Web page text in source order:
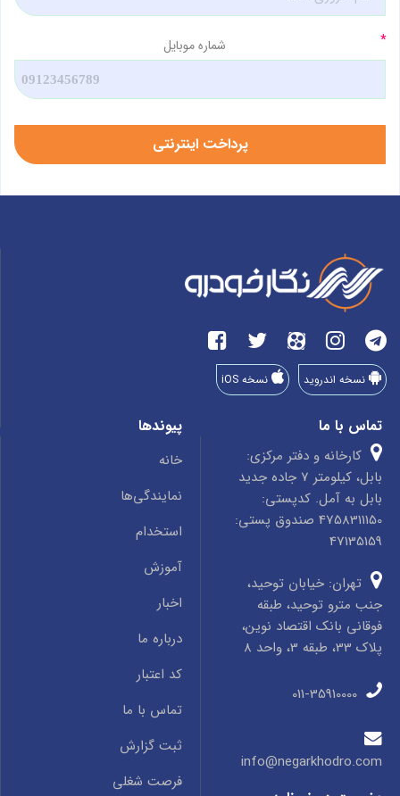
شماره موبایل
نسخه اندروید نسخه iOS
تماس با ما
کارخانه و دفتر مرکزی:
بابل، کیلومتر 7 جاده جدید
بابل به آمل. کدپستی:
4758311150 صندوق پستی:
47135159
تهران: خیابان توحید،
جنب مترو توحید، طبقه
فوقانی بانک اقتصاد نوین،
پلاک 33، طبقه 3، واحد 8
info@negarkhodro.com
پیوندها
خانه
نمایندگی‌ها
استخدام
آموزش
اخبار
درباره ما
کد اعتبار
تماس با ما
ثبت گزارش
فرصت شغلی